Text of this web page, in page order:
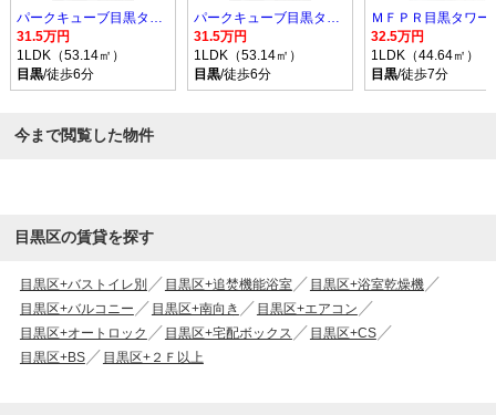
パークキューブ目黒タワー
31.5万円
1LDK（53.14㎡）
目黒/徒歩6分
パークキューブ目黒タワー
31.5万円
1LDK（53.14㎡）
目黒/徒歩6分
ＭＦＰＲ目黒タワー
32.5万円
1LDK（44.64㎡）
目黒/徒歩7分
今まで閲覧した物件
目黒区の賃貸を探す
目黒区+バストイレ別 目黒区+追焚機能浴室
目黒区+浴室乾燥機
目黒区+バルコニー
目黒区+南向き
目黒区+エアコン
目黒区+オートロック
目黒区+宅配ボックス
目黒区+CS
目黒区+BS
目黒区+２Ｆ以上